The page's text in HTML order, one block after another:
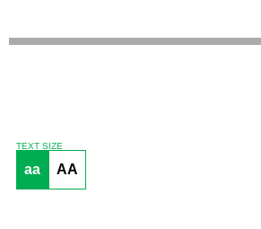
TEXT SIZE
aa AA